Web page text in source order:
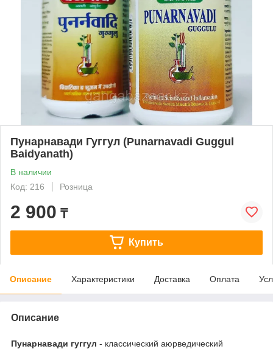
Пунарнавади Гуггул (Punarnavadi Guggul
Baidyanath)
В наличии
Код: 216
Розница
2 900 ₸
Купить
Описание Характеристики Доставка Оплата
Описание
Пунарнавади гуггул - классический аюрведический